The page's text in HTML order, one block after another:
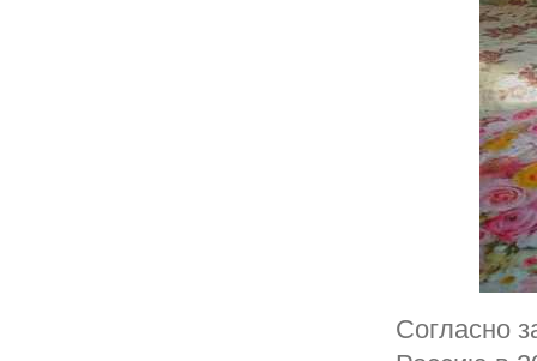
Согласно